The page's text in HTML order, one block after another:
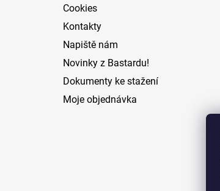
Cookies
Kontakty
Napiště nám
Novinky z Bastardu!
Dokumenty ke stažení
Moje objednávka